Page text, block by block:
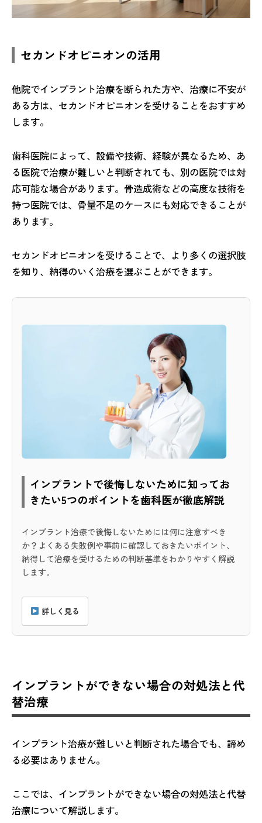
セカンドオピニオンの活用
他院でインプラント治療を断られた方や、治療に不安が
ある方は、セカンドオピニオンを受けることをおすすめ
します。
歯科医院によって、設備や技術、経験が異なるため、あ
る医院で治療が難しいと判断されても、別の医院では対
応可能な場合があります。骨造成術などの高度な技術を
持つ医院では、骨量不足のケースにも対応できることが
あります。
セカンドオピニオンを受けることで、より多くの選択肢
を知り、納得のいく治療を選ぶことができます。
インプラントで後悔しないために知ってお
きたい5つのポイントを歯科医が徹底解説
インプラント治療で後悔しないためには何に注意すべき
か？よくある失敗例や事前に確認しておきたいポイント、
納得して治療を受けるための判断基準をわかりやすく解説
します。
詳しく見る
インプラントができない場合の対処法と代
替治療
インプラント治療が難しいと判断された場合でも、諦め
る必要はありません。
ここでは、インプラントができない場合の対処法と代替
治療について解説します。